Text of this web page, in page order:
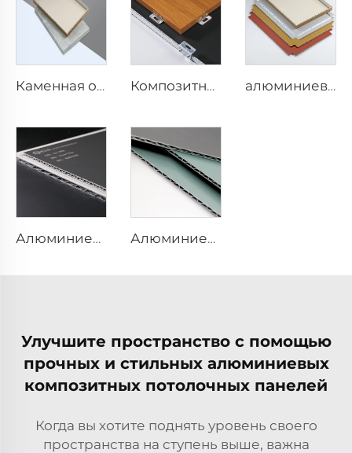
Каменная отделка acp - 4 мм x 1220 мм x 2440 мм Композитная пластина ACP для отделки дерева - 4 мм x 1220 мм x 2440 мм алюминиевый композитный лист толщиной 4 мм - 4 мм 1220 мм x 2440 мм (122 см x 244 см)
Алюминиевая композитная пластина с металлической отделкой - 0,4 см x 122 см x 244 см Алюминиевая композитная пластина Solid Finishes - 4 мм x 1220 мм x 2440 мм
Улучшите пространство с помощью
прочных и стильных алюминиевых
композитных потолочных панелей
Когда вы хотите поднять уровень своего
пространства на ступень выше, важна